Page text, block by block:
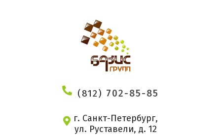
(812) 702-85-85
г. Санкт-Петербург,
ул. Руставели, д. 12